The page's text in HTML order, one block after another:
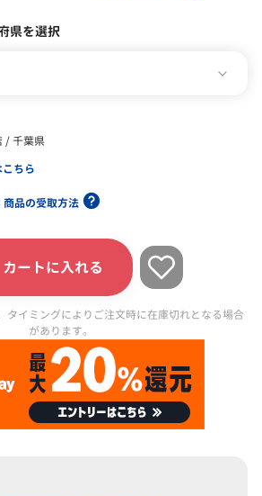
県を選択
/ 千葉県
ちら
品の受取方法
カートに入れる
タイミングによりご注文時に在庫切れとなる場合
があります。